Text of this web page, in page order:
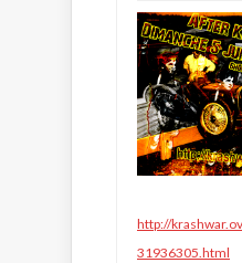
http://
31936305.html